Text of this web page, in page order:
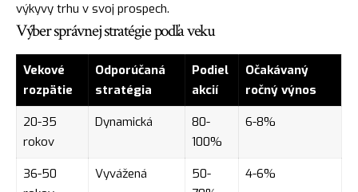
výkyvy trhu v svoj prospech.
Výber správnej stratégie podľa veku
Vekové
rozpätie
Odporúčaná
stratégia
Podiel
akcií
Očakávaný
ročný výnos
20-35
rokov
Dynamická
80-
100%
6-8%
36-50
Vyvážená
50-
4-6%